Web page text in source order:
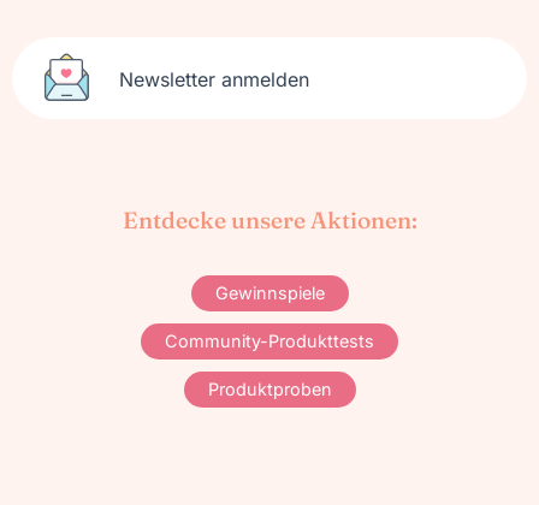
Newsletter anmelden
Entdecke unsere Aktionen:
Gewinnspiele
Community-Produkttests
Produktproben